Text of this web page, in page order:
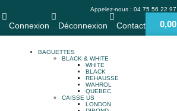
Appelez-nous : 04 75 56 22 97
Connexion Déconnexion Contact 0,00
BAGUETTES
BLACK & WHITE
WHITE
BLACK
REHAUSSE
WAHROL
QUEBEC
CAISSE US
LONDON